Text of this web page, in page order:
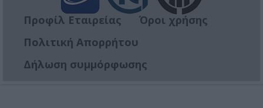
Προφίλ Εταιρείας
Όροι χρήσης
Πολιτική Απορρήτου
Δήλωση συμμόρφωσης